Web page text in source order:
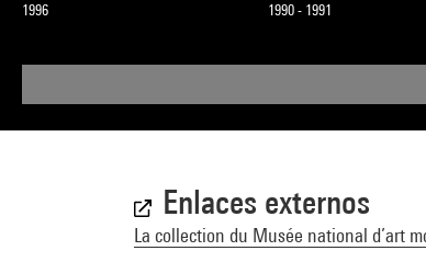
1996
1990 - 1991
Enlaces externos
La collection du Musée national d’art